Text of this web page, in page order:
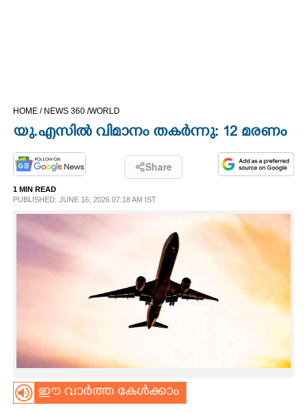
CINEMA
OPINION
PHOTOS
LIFESTYLE
SPIRITUAL
ART
ASTRO
HOME / NEWS 360 /WORLD
യു.എസിൽ വിമാനം തകർന്നു: 12 മരണം
Share
1 MIN READ
PUBLISHED: JUNE 16, 2026 07:18 AM IST
ഈ വാർത്ത കേൾക്കാം